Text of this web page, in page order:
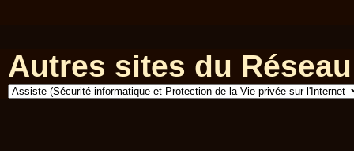
Autres sites du